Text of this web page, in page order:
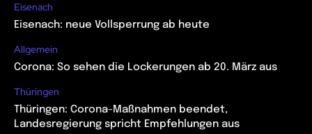
Eisenach
Eisenach: neue Vollsperrung ab heute
Allgemein
Corona: So sehen die Lockerungen ab 20. März aus
Thüringen
Thüringen: Corona-Maßnahmen beendet,
Landesregierung spricht Empfehlungen aus